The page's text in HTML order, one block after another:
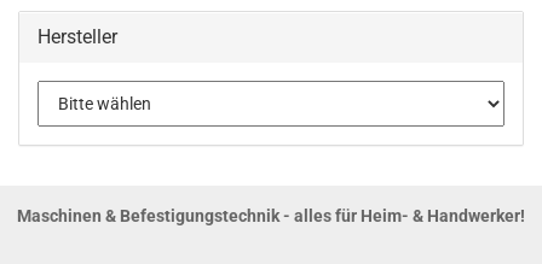
Hersteller
Maschinen & Befestigungstechnik - alles für Heim- & Handwerker!